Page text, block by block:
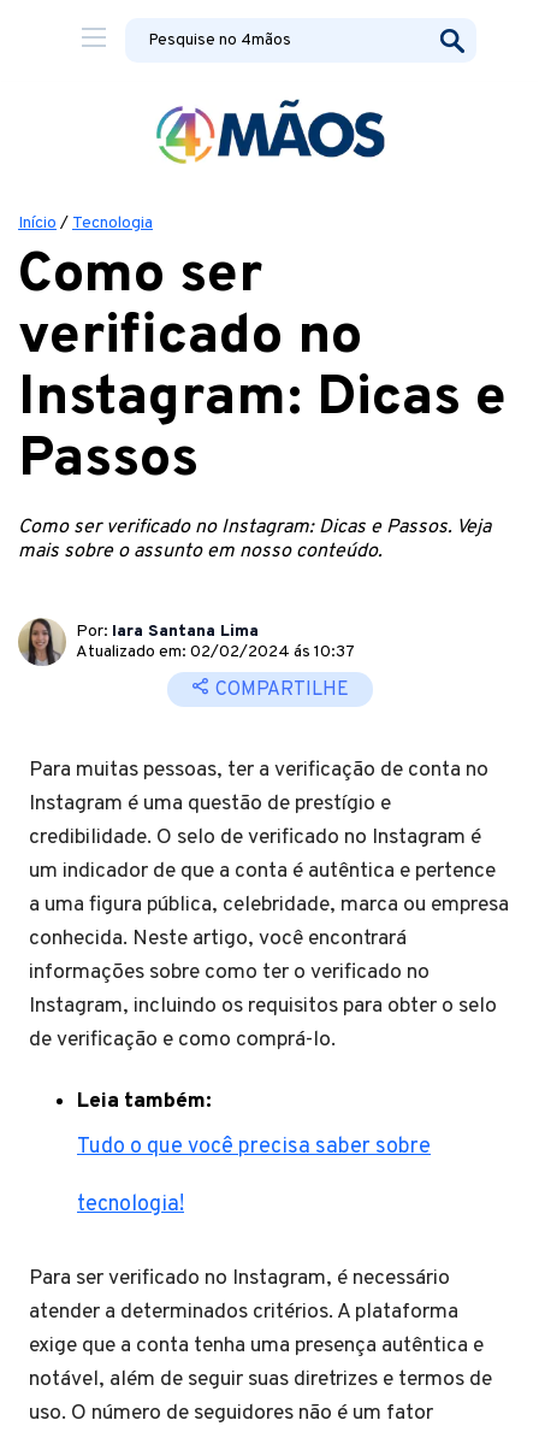
Início / Tecnologia
Como ser
verificado no
Instagram: Dicas e
Passos
Como ser verificado no Instagram: Dicas e Passos. Veja
mais sobre o assunto em nosso conteúdo.
Por: Iara Santana Lima
Atualizado em: 02/02/2024 ás 10:37
COMPARTILHE
Para muitas pessoas, ter a verificação de conta no
Instagram é uma questão de prestígio e
credibilidade. O selo de verificado no Instagram é
um indicador de que a conta é autêntica e pertence
a uma figura pública, celebridade, marca ou empresa
conhecida. Neste artigo, você encontrará
informações sobre como ter o verificado no
Instagram, incluindo os requisitos para obter o selo
de verificação e como comprá-lo.
Leia também:
Tudo o que você precisa saber sobre
tecnologia!
Para ser verificado no Instagram, é necessário
atender a determinados critérios. A plataforma
exige que a conta tenha uma presença autêntica e
notável, além de seguir suas diretrizes e termos de
uso. O número de seguidores não é um fator